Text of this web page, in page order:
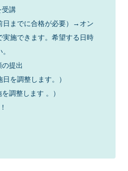
受講
までに合格が必要）→オン
実施できます。希望する日時
提出
を調整します。）
調整します 。）